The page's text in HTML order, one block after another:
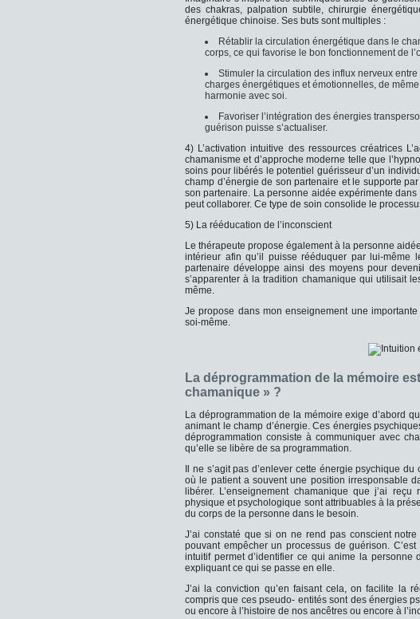
des chakras, palpation subtile, chirurgie
énergétique chinoise. Ses buts sont multiples :
Rétablir la circulation énergétique dans le
corps, ce qui favorise le bon fonctionnement de
Stimuler la circulation des influx nerveux
charges énergétiques et émotionnelles, de
harmonie avec soi.
Favoriser l’intégration des énergies
guérison puisse s’actualiser.
4) L’activation intuitive des ressources créatrices
chamanisme et d’approche moderne telle que
soins pour libérés le potentiel guérisseur d’un
champ d’énergie de son partenaire et le supporte
son partenaire. La personne aidée expérimente
peut collaborer. Ce type de soin consolide le
5) La rééducation de l’inconscient
Le thérapeute propose également à la personne
intérieur afin qu’il puisse rééduquer par lui-même
partenaire développe ainsi des moyens pour
s’apparenter à la tradition chamanique qui utilisait
même.
Je propose dans mon enseignement une
soi-même.
La déprogrammation de la mémoire
chamanique » ?
La déprogrammation de la mémoire exige d’abord
animant le champ d’énergie. Ces énergies
déprogrammation consiste à communiquer avec
qu’elle se libère de sa programmation.
Il ne s’agit pas d’enlever cette énergie psychique
où le patient a souvent une position irresponsable
libérer. L’enseignement chamanique que j’ai
physique et psychologique sont attribuables à la
du corps de la personne dans le besoin.
J’ai constaté que si on ne rend pas conscient
pouvant empêcher un processus de guérison.
intuitif permet d’identifier ce qui anime la
expliquant ce qui se passe en elle.
J’ai la conviction qu’en faisant cela, on facilite la
compris que ces pseudo- entités sont des énergies
ou encore à l’histoire de nos ancêtres ou encore à